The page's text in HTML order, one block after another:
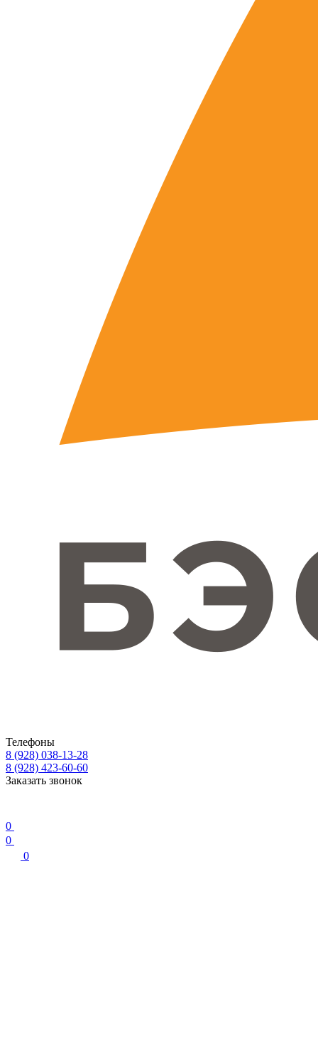
Телефоны
8 (928) 038-13-28
8 (928) 423-60-60
Заказать звонок
0
0
0